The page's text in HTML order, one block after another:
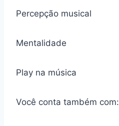
Percepção musical
Mentalidade
Play na música
Você conta também com: